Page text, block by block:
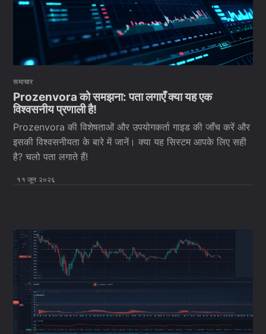
समाचार
Prozenvora को समझना: पता लगाएँ क्या यह एक
विश्वसनीय प्रणाली है!
Prozenvora की विशेषताओं और उपयोगकर्ता गाइड की जाँच करें और
इसकी विश्वसनीयता के बारे में जानें। क्या यह सिस्टम आपके लिए सही
है? चलो पता लगाते हैं!
११ जून २०२६